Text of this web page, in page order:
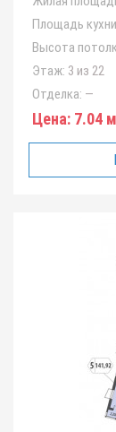
Площадь
Высота
Этаж: 3 из 22
Отделка: —
Цена: 7.04